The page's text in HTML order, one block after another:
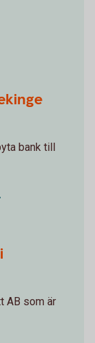
bank till
AB som är